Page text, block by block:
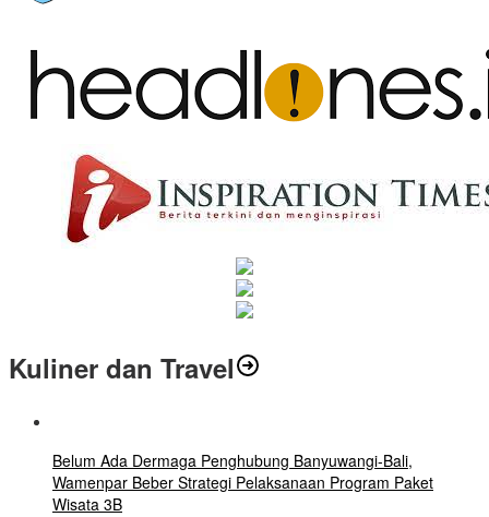
Kuliner dan Travel
Belum Ada Dermaga Penghubung Banyuwangi-Bali,
Wamenpar Beber Strategi Pelaksanaan Program Paket
Wisata 3B